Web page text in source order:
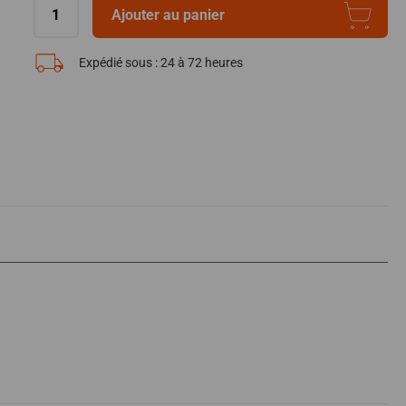
Ajouter au panier
Expédié sous :24 à 72 heures